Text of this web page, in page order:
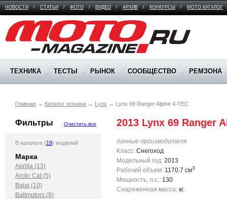
НОВОСТИ / СТАТЬИ / ФОТО / ВИДЕО / АРХИВ / КОНКУРСЫ / МОТО КАТАЛОГ
Moto Magazine
ТЕХНИКА ТЕСТЫ РЫНОК СООБЩЕСТВО РЕМЗОНА
Главная → Каталог техники → Lynx → Lynx 69 Ranger Alpine 4-TEC
Фильтры Очистить все
В каталоге (19) моделей
Марка
Aprilia (13)
Arctic Cat (5)
Bajaj (10)
Baltmotors (8)
2013 Lynx 69 Ranger
данные производителя
Класс: Снегоход
Модельный год: 2013
Рабочий объем: 1170.7 см3
Мощность, л.с.: 130
Снаряженная масса: кг.